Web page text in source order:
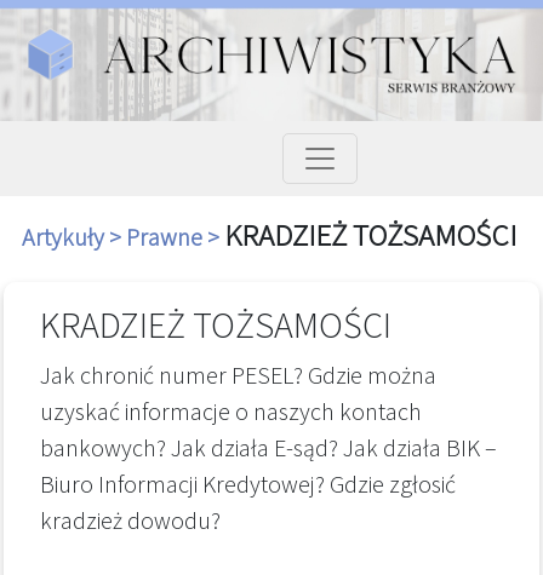
Artykuły > Prawne > KRADZIEŻ TOŻSAMOŚCI
KRADZIEŻ TOŻSAMOŚCI
Jak chronić numer PESEL? Gdzie można
uzyskać informacje o naszych kontach
bankowych? Jak działa E-sąd? Jak działa BIK –
Biuro Informacji Kredytowej? Gdzie zgłosić
kradzież dowodu?